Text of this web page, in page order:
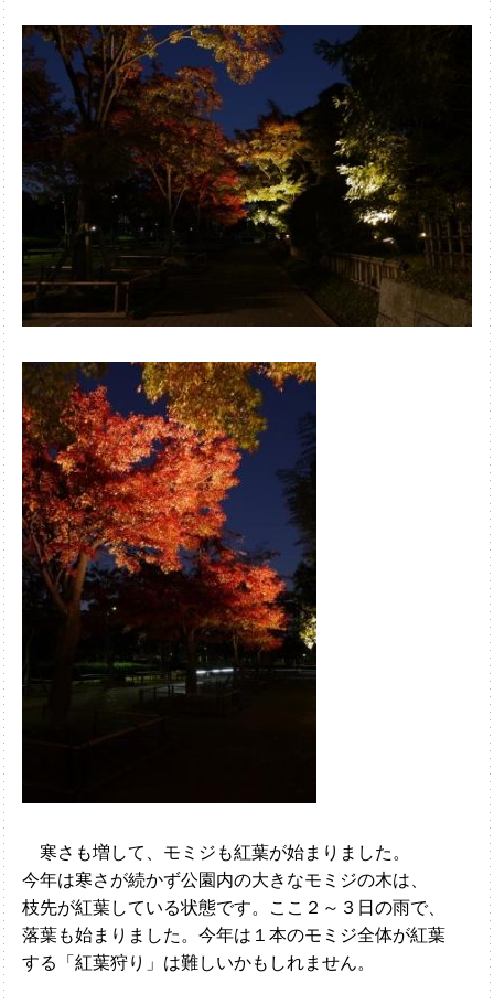
寒さも増して、モミジも紅葉が始まりました。
今年は寒さが続かず公園内の大きなモミジの木は、
枝先が紅葉している状態です。ここ２～３日の雨で、
落葉も始まりました。今年は１本のモミジ全体が紅葉
する「紅葉狩り」は難しいかもしれません。